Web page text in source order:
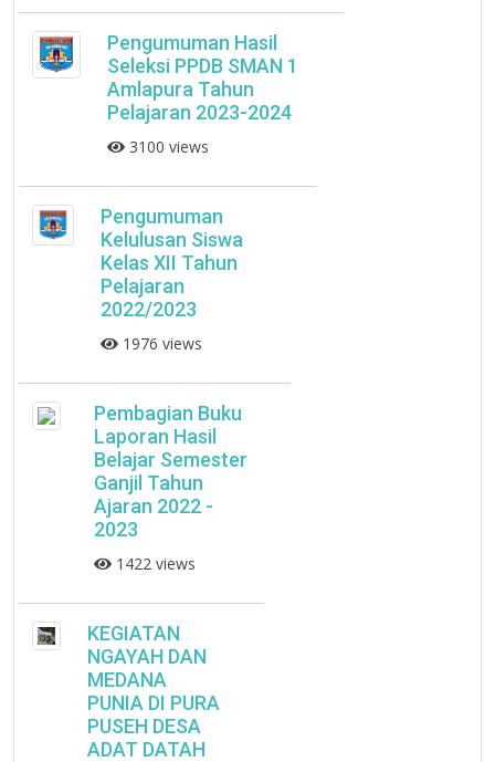
Pengumuman Hasil
Seleksi PPDB SMAN 1
Amlapura Tahun
Pelajaran 2023-2024
3100 views
Pengumuman
Kelulusan Siswa
Kelas XII Tahun
Pelajaran
2022/2023
1976 views
Pembagian Buku
Laporan Hasil
Belajar Semester
Ganjil Tahun
Ajaran 2022 -
2023
1422 views
KEGIATAN
NGAYAH DAN
MEDANA
PUNIA DI PURA
PUSEH DESA
ADAT DATAH